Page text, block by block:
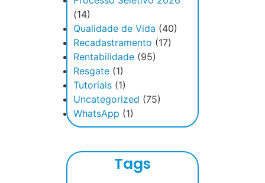
(14)
Qualidade de Vida (40)
Recadastramento (17)
Rentabilidade (95)
Resgate (1)
Tutoriais (1)
Uncategorized (75)
WhatsApp (1)
Tags